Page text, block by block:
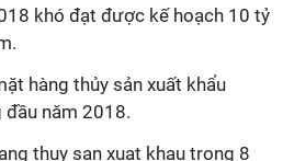
khó đạt được kế hoạch 10 tỷ
hàng thủy sản xuất khẩu
năm 2018.